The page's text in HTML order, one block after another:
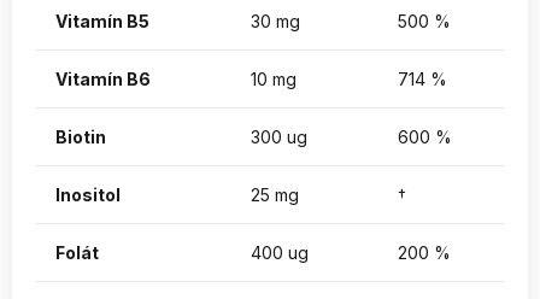
Vitamín B5 30 mg 500 %
Vitamín B6 10 mg 714 %
Biotin 300 ug 600 %
Inositol 25 mg †
Folát 400 ug 200 %